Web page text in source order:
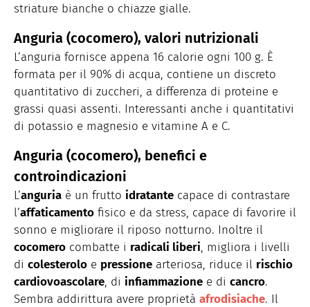
striature bianche o chiazze gialle.
Anguria (cocomero), valori nutrizionali
L’anguria fornisce appena 16 calorie ogni 100 g. È
formata per il 90% di acqua, contiene un discreto
quantitativo di zuccheri, a differenza di proteine e
grassi quasi assenti. Interessanti anche i quantitativi
di potassio e magnesio e vitamine A e C.
Anguria (cocomero), benefici e
controindicazioni
L’anguria è un frutto idratante capace di contrastare
l’affaticamento fisico e da stress, capace di favorire il
sonno e migliorare il riposo notturno. Inoltre il
cocomero combatte i radicali liberi, migliora i livelli
di colesterolo e pressione arteriosa, riduce il rischio
cardiovoascolare, di infiammazione e di cancro.
Sembra addirittura avere proprietà afrodisiache. Il